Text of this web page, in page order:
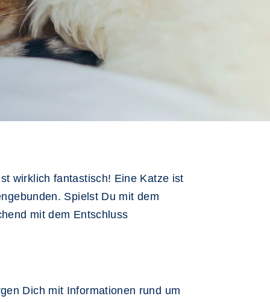
wirklich fantastisch! Eine Katze ist
Spielst Du mit dem
mit dem Entschluss
Dich mit Informationen rund um